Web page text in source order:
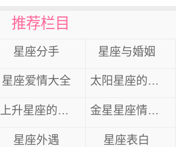
推荐栏目
星座分手 星座与婚姻
星座爱情大全 太阳星座的爱情
上升星座的爱情 金星星座情感分析
星座外遇 星座表白